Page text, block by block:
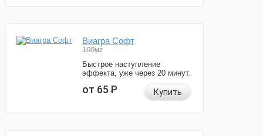
Виагра Софт
100мг
Быстрое наступление
эффекта, уже через 20 минут.
от 65Р Купить